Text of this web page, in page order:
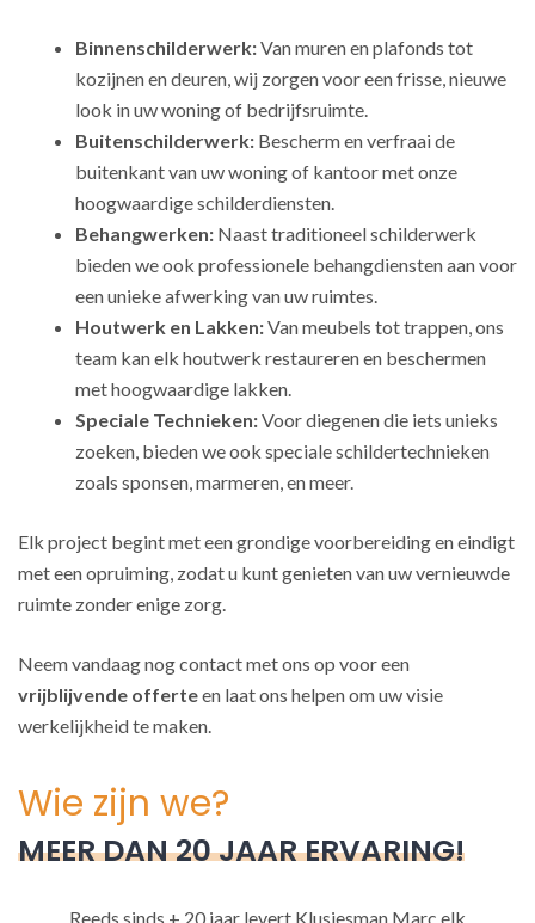
Binnenschilderwerk:Van muren en plafonds tot
kozijnen en deuren, wij zorgen voor een frisse, nieuwe
look in uw woning of bedrijfsruimte.
Buitenschilderwerk: Bescherm en verfraai de
buitenkant van uw woning of kantoor met onze
hoogwaardige schilderdiensten.
Behangwerken: Naast traditioneel schilderwerk
bieden we ook professionele behangdiensten aan voor
een unieke afwerking van uw ruimtes.
Houtwerk en Lakken:Van meubels tot trappen, ons
team kan elk houtwerk restaureren en beschermen
met hoogwaardige lakken.
Speciale Technieken:Voor diegenen die iets unieks
zoeken, bieden we ook speciale schildertechnieken
zoals sponsen, marmeren, en meer.
Elk project begint met een grondige voorbereiding en eindigt
met een opruiming, zodat u kunt genieten van uw vernieuwde
ruimte zonder enige zorg.
Neem vandaag nog contact met ons op voor een
vrijblijvende offerteen laat ons helpen om uw visie
werkelijkheid te maken.
Wie zijn we?
MEER DAN 20 JAAR ERVARING!
Reeds sinds + 20 jaar levert Klusjesman Marc elk